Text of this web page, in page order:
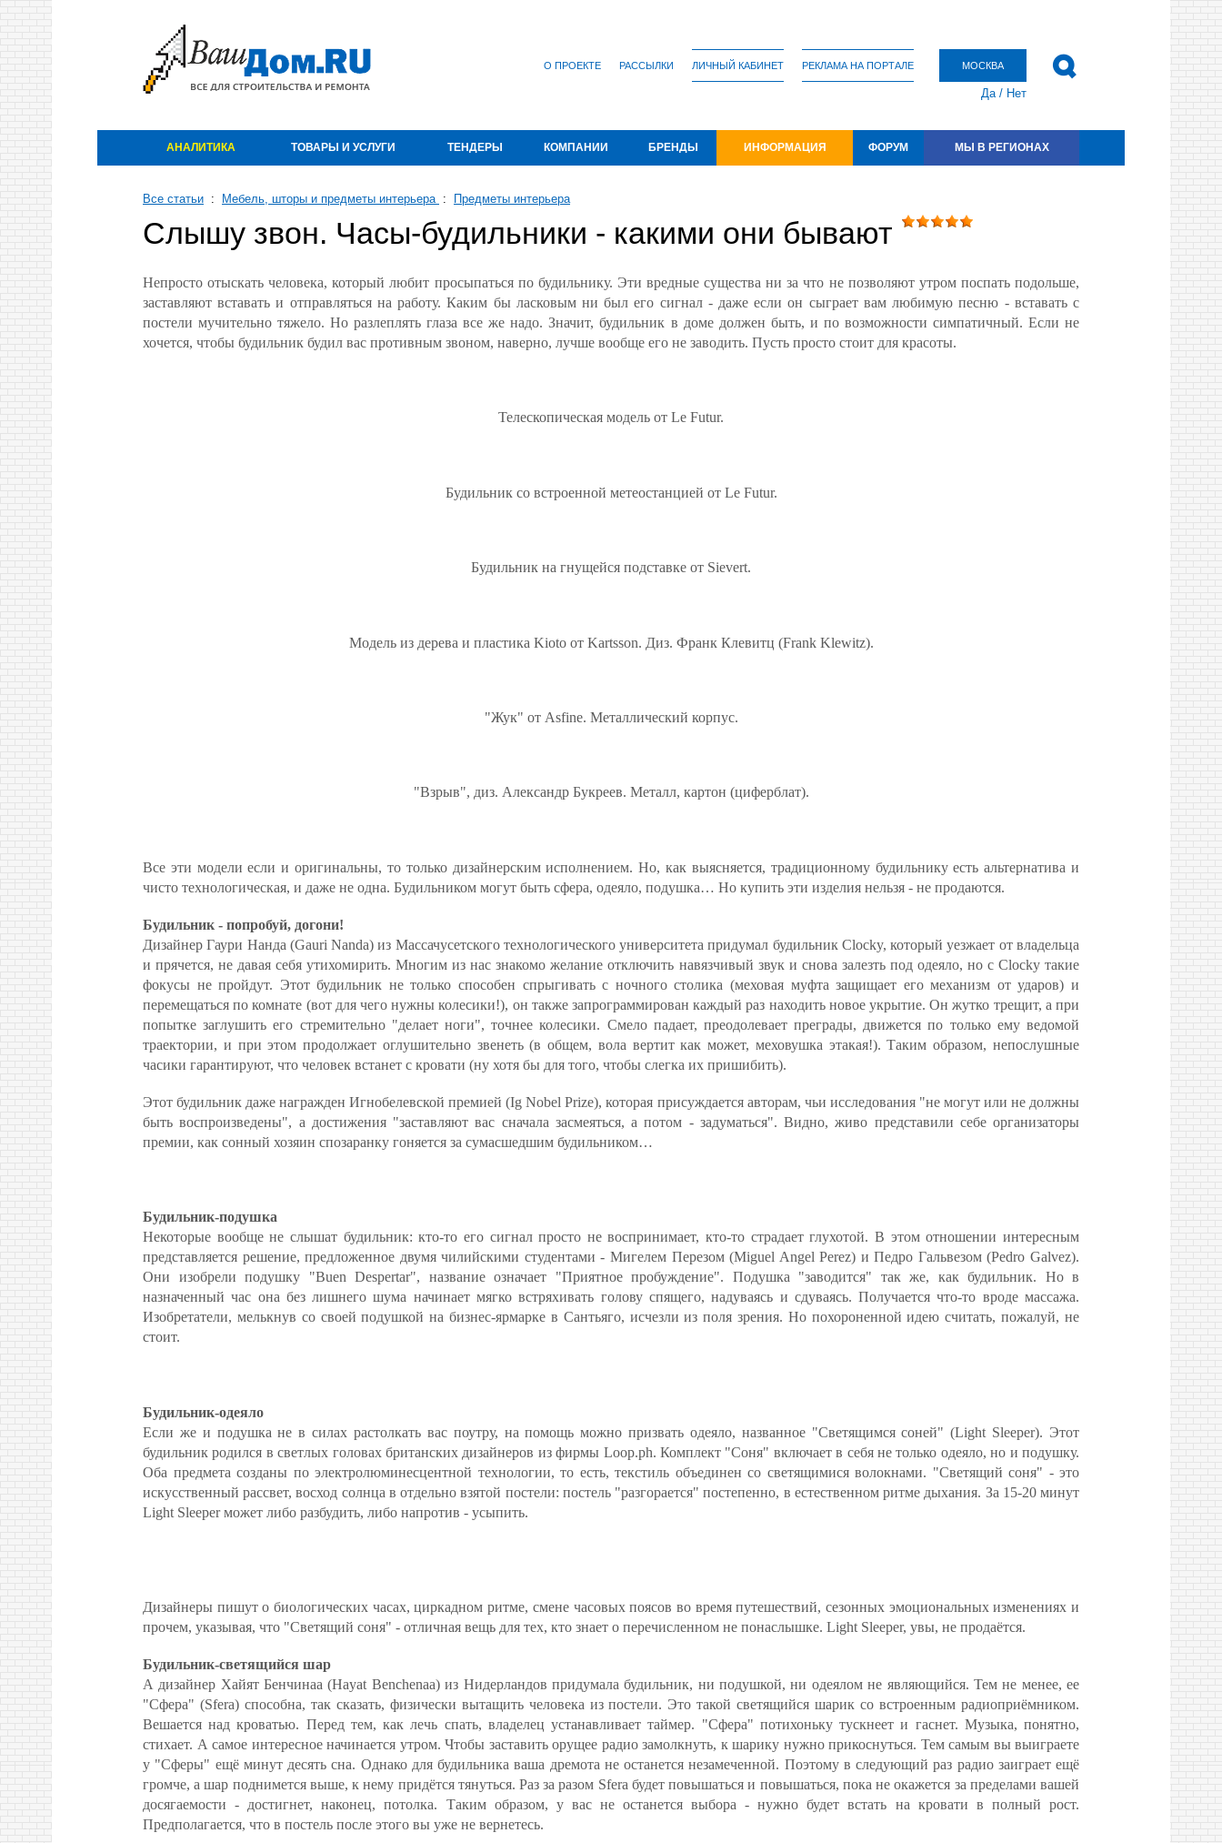
О ПРОЕКТЕ РАССЫЛКИ ЛИЧНЫЙ КАБИНЕТ РЕКЛАМА НА ПОРТАЛЕ МОСКВА
Да/ Нет
АНАЛИТИКА ТОВАРЫ И УСЛУГИ ТЕНДЕРЫ КОМПАНИИ БРЕНДЫ ИНФОРМАЦИЯ ФОРУМ МЫ В РЕГИОНАХ
Все статьи : Мебель, шторы и предметы интерьера : Предметы интерьера
Слышу звон. Часы-будильники - какими они бывают
2
Непросто отыскать человека, который любит просыпаться по будильнику. Эти вредные существа ни за что не позволяют утром поспать подольше,
заставляют вставать и отправляться на работу. Каким бы ласковым ни был его сигнал - даже если он сыграет вам любимую песню - вставать с
постели мучительно тяжело. Но разлеплять глаза все же надо. Значит, будильник в доме должен быть, и по возможности симпатичный. Если не
хочется, чтобы будильник будил вас противным звоном, наверно, лучше вообще его не заводить. Пусть просто стоит для красоты.
Телескопическая модель от Le Futur.
Будильник со встроенной метеостанцией от Le Futur.
Будильник на гнущейся подставке от Sievert.
Модель из дерева и пластика Kioto от Kartsson. Диз. Франк Клевитц (Frank Klewitz).
"Жук" от Asfine. Металлический корпус.
"Взрыв", диз. Александр Букреев. Металл, картон (циферблат).
Все эти модели если и оригинальны, то только дизайнерским исполнением. Но, как выясняется, традиционному будильнику есть альтернатива и
чисто технологическая, и даже не одна. Будильником могут быть сфера, одеяло, подушка… Но купить эти изделия нельзя - не продаются.
Будильник - попробуй, догони!
Дизайнер Гаури Нанда (Gauri Nanda) из Массачусетского технологического университета придумал будильник Clocky, который уезжает от владельца
и прячется, не давая себя утихомирить. Многим из нас знакомо желание отключить навязчивый звук и снова залезть под одеяло, но с Clocky такие
фокусы не пройдут. Этот будильник не только способен спрыгивать с ночного столика (меховая муфта защищает его механизм от ударов) и
перемещаться по комнате (вот для чего нужны колесики!), он также запрограммирован каждый раз находить новое укрытие. Он жутко трещит, а при
попытке заглушить его стремительно "делает ноги", точнее колесики. Cмело падает, преодолевает преграды, движется по только ему ведомой
траектории, и при этом продолжает оглушительно звенеть (в общем, вола вертит как может, меховушка этакая!). Таким образом, непослушные
часики гарантируют, что человек встанет с кровати (ну хотя бы для того, чтобы слегка их пришибить).
Этот будильник даже награжден Игнобелевской премией (Ig Nobel Prize), которая присуждается авторам, чьи исследования "не могут или не должны
быть воспроизведены", а достижения "заставляют вас сначала засмеяться, а потом - задуматься". Видно, живо представили себе организаторы
премии, как сонный хозяин спозаранку гоняется за сумасшедшим будильником…
Будильник-подушка
Некоторые вообще не слышат будильник: кто-то его сигнал просто не воспринимает, кто-то страдает глухотой. В этом отношении интересным
представляется решение, предложенное двумя чилийскими студентами - Мигелем Перезом (Miguel Angel Perez) и Педро Гальвезом (Pedro Galvez).
Они изобрели подушку "Buen Despertar", название означает "Приятное пробуждение". Подушка "заводится" так же, как будильник. Но в
назначенный час она без лишнего шума начинает мягко встряхивать голову спящего, надуваясь и сдуваясь. Получается что-то вроде массажа.
Изобретатели, мелькнув со своей подушкой на бизнес-ярмарке в Сантьяго, исчезли из поля зрения. Но похороненной идею считать, пожалуй, не
стоит.
Будильник-одеяло
Если же и подушка не в силах растолкать вас поутру, на помощь можно призвать одеяло, названное "Светящимся соней" (Light Sleeper). Этот
будильник родился в светлых головах британских дизайнеров из фирмы Loop.ph. Комплект "Соня" включает в себя не только одеяло, но и подушку.
Оба предмета созданы по электролюминесцентной технологии, то есть, текстиль объединен со светящимися волокнами. "Светящий соня" - это
искусственный рассвет, восход солнца в отдельно взятой постели: постель "разгорается" постепенно, в естественном ритме дыхания. За 15-20 минут
Light Sleeper может либо разбудить, либо напротив - усыпить.
Дизайнеры пишут о биологических часах, циркадном ритме, смене часовых поясов во время путешествий, сезонных эмоциональных изменениях и
прочем, указывая, что "Светящий соня" - отличная вещь для тех, кто знает о перечисленном не понаслышке. Light Sleeper, увы, не продаётся.
Будильник-светящийся шар
А дизайнер Хайят Бенчинаа (Hayat Benchenaa) из Нидерландов придумала будильник, ни подушкой, ни одеялом не являющийся. Тем не менее, ее
"Сфера" (Sfera) способна, так сказать, физически вытащить человека из постели. Это такой светящийся шарик со встроенным радиоприёмником.
Вешается над кроватью. Перед тем, как лечь спать, владелец устанавливает таймер. "Сфера" потихоньку тускнеет и гаснет. Музыка, понятно,
стихает. А самое интересное начинается утром. Чтобы заставить орущее радио замолкнуть, к шарику нужно прикоснуться. Тем самым вы выиграете
у "Сферы" ещё минут десять сна. Однако для будильника ваша дремота не останется незамеченной. Поэтому в следующий раз радио заиграет ещё
громче, а шар поднимется выше, к нему придётся тянуться. Раз за разом Sfera будет повышаться и повышаться, пока не окажется за пределами вашей
досягаемости - достигнет, наконец, потолка. Таким образом, у вас не останется выбора - нужно будет встать на кровати в полный рост.
Предполагается, что в постель после этого вы уже не вернетесь.